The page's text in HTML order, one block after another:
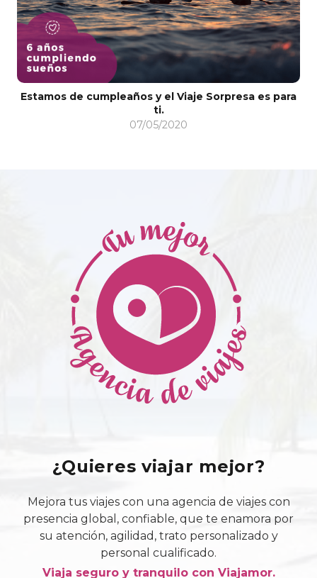
Estamos de cumpleaños y el Viaje Sorpresa es para
ti.
07/05/2020
¿Quieres viajar mejor?
Mejora tus viajes con una agencia de viajes con
presencia global, confiable, que te enamora por
su atención, agilidad, trato personalizado y
personal cualificado.
Viaja seguro y tranquilo con Viajamor.